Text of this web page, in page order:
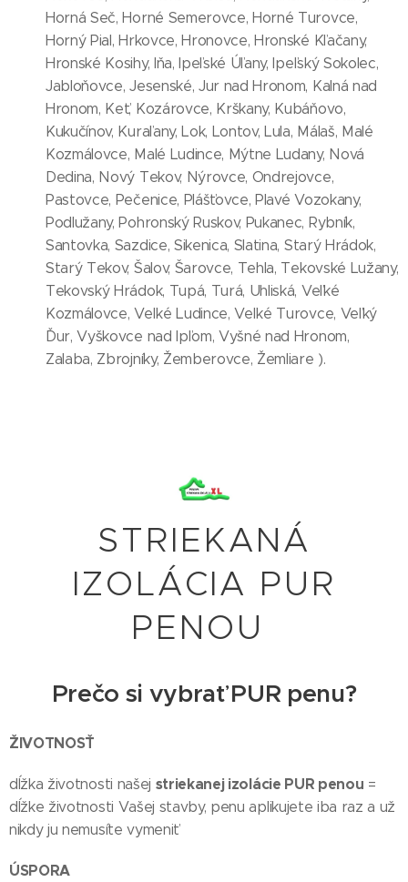
Horná Seč, Horné Semerovce, Horné Turovce,
Horný Pial, Hrkovce, Hronovce, Hronské Kľačany,
Hronské Kosihy, Iňa, Ipeľské Úľany, Ipeľský Sokolec,
Jabloňovce, Jesenské, Jur nad Hronom, Kalná nad
Hronom, Keť, Kozárovce, Krškany, Kubáňovo,
Kukučínov, Kuraľany, Lok, Lontov, Lula, Málaš, Malé
Kozmálovce, Malé Ludince, Mýtne Ludany, Nová
Dedina, Nový Tekov, Nýrovce, Ondrejovce,
Pastovce, Pečenice, Plášťovce, Plavé Vozokany,
Podlužany, Pohronský Ruskov, Pukanec, Rybník,
Santovka, Sazdice, Sikenica, Slatina, Starý Hrádok,
Starý Tekov, Šalov, Šarovce, Tehla, Tekovské Lužany,
Tekovský Hrádok, Tupá, Turá, Uhliská, Veľké
Kozmálovce, Veľké Ludince, Veľké Turovce, Veľký
Ďur, Vyškovce nad Ipľom, Vyšné nad Hronom,
Zalaba, Zbrojníky, Žemberovce, Žemliare ).
STRIEKANÁ
IZOLÁCIA PUR
PENOU
Prečo si vybrať PUR penu?
ŽIVOTNOSŤ
dĺžka životnosti našej striekanej izolácie PUR penou =
dĺžke životnosti Vašej stavby, penu aplikujete iba raz a už
nikdy ju nemusíte vymeniť
ÚSPORA